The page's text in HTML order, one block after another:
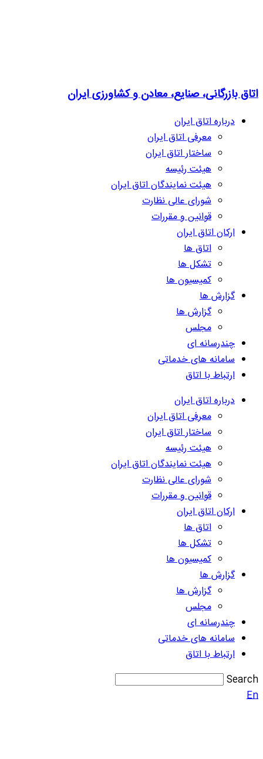
اتاق بازرگانی، صنایع، معادن و کشاورزی ایران
درباره اتاق ایران
معرفی اتاق ایران
ساختار اتاق ایران
هیئت رئیسه
هیئت نمایندگان اتاق ایران
شورای عالی نظارت
قوانین و مقررات
ارکان اتاق ایران
اتاق ها
تشکل ها
کمیسیون ها
گزارش ها
گزارش ها
مجلس
چندرسانه ای
سامانه های خدماتی
ارتباط با اتاق
درباره اتاق ایران
معرفی اتاق ایران
ساختار اتاق ایران
هیئت رئیسه
هیئت نمایندگان اتاق ایران
شورای عالی نظارت
قوانین و مقررات
ارکان اتاق ایران
اتاق ها
تشکل ها
کمیسیون ها
گزارش ها
گزارش ها
مجلس
چندرسانه ای
سامانه های خدماتی
ارتباط با اتاق
Search
En